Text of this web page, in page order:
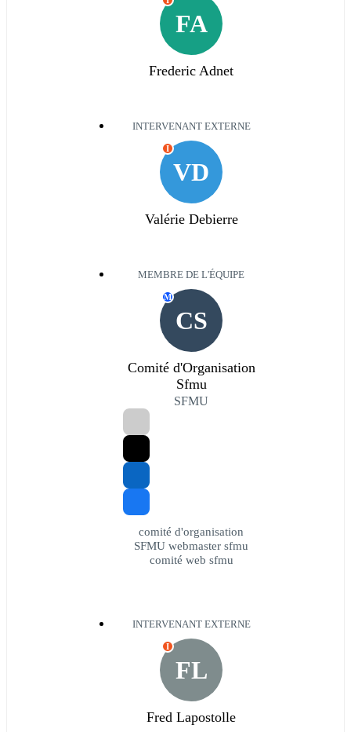
FA
Frederic Adnet
INTERVENANT EXTERNE
VD
I
Valérie Debierre
MEMBRE DE L'ÉQUIPE
CS
M
Comité d'Organisation
Sfmu
SFMU
comité d'organisation
SFMU webmaster sfmu
comité web sfmu
INTERVENANT EXTERNE
FL
I
Fred Lapostolle